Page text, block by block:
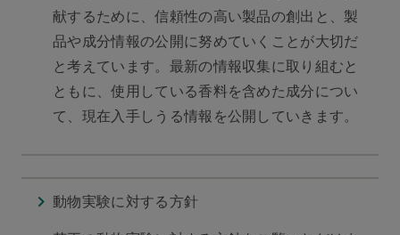
献するために、信頼性の高い製品の創出と、製
品や成分情報の公開に努めていくことが大切だ
と考えています。最新の情報収集に取り組むと
ともに、使用している香料を含めた成分につい
て、現在入手しうる情報を公開していきます。
動物実験に対する方針